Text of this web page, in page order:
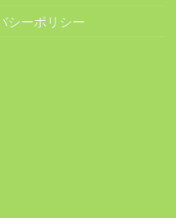
シーポリシー